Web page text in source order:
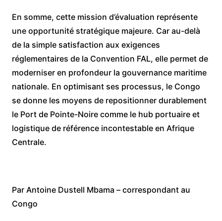
​En somme, cette mission d’évaluation représente
une opportunité stratégique majeure. Car au-delà
de la simple satisfaction aux exigences
réglementaires de la Convention FAL, elle permet de
moderniser en profondeur la gouvernance maritime
nationale. En optimisant ses processus, le Congo
se donne les moyens de repositionner durablement
le Port de Pointe-Noire comme le hub portuaire et
logistique de référence incontestable en Afrique
Centrale.
Par Antoine Dustell Mbama – correspondant au
Congo